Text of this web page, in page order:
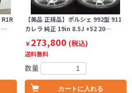
R1R
…
【美品 正規品】ポルシェ 992型 911
カレラ 純正 19in 8.5J +52 20…
￥273,800 (税込)
送料無料
数量
カートに入れる